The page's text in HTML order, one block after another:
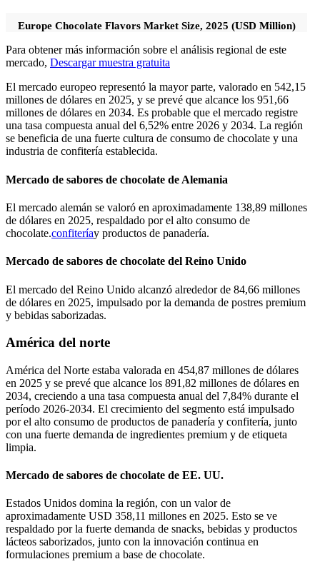
Europe Chocolate Flavors Market Size, 2025 (USD Million)
Para obtener más información sobre el análisis regional de este
mercado, Descargar muestra gratuita
El mercado europeo representó la mayor parte, valorado en 542,15
millones de dólares en 2025, y se prevé que alcance los 951,66
millones de dólares en 2034. Es probable que el mercado registre
una tasa compuesta anual del 6,52% entre 2026 y 2034. La región
se beneficia de una fuerte cultura de consumo de chocolate y una
industria de confitería establecida.
Mercado de sabores de chocolate de Alemania
El mercado alemán se valoró en aproximadamente 138,89 millones
de dólares en 2025, respaldado por el alto consumo de
chocolate.confiteríay productos de panadería.
Mercado de sabores de chocolate del Reino Unido
El mercado del Reino Unido alcanzó alrededor de 84,66 millones
de dólares en 2025, impulsado por la demanda de postres premium
y bebidas saborizadas.
América del norte
América del Norte estaba valorada en 454,87 millones de dólares
en 2025 y se prevé que alcance los 891,82 millones de dólares en
2034, creciendo a una tasa compuesta anual del 7,84% durante el
período 2026-2034. El crecimiento del segmento está impulsado
por el alto consumo de productos de panadería y confitería, junto
con una fuerte demanda de ingredientes premium y de etiqueta
limpia.
Mercado de sabores de chocolate de EE. UU.
Estados Unidos domina la región, con un valor de
aproximadamente USD 358,11 millones en 2025. Esto se ve
respaldado por la fuerte demanda de snacks, bebidas y productos
lácteos saborizados, junto con la innovación continua en
formulaciones premium a base de chocolate.